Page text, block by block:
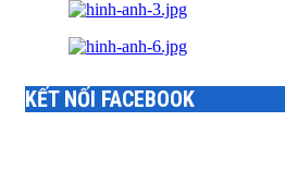
KẾT NỐI FACEBOOK